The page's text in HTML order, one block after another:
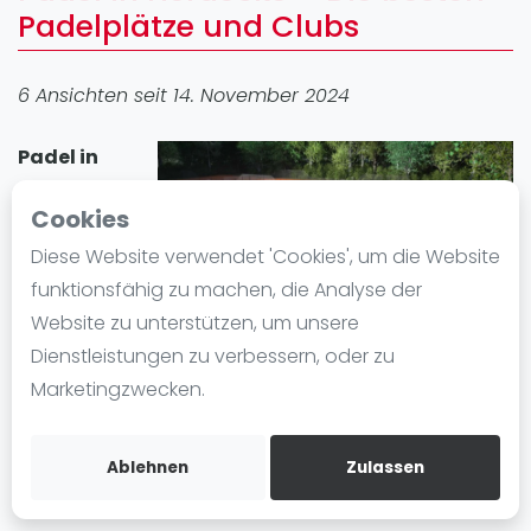
Cookies
Diese Website verwendet 'Cookies', um die Website
funktionsfähig zu machen, die Analyse der
Website zu unterstützen, um unsere
Dienstleistungen zu verbessern, oder zu
Marketingzwecken.
Ablehnen Zulassen
Ranking
Frauen
FIP Männer
Blog
Die Geschichte von Padel
Regeln und Punktzählung
Padel Schläge
Video
Padelplätze und Clubs
6 Ansichten seit 14. November 2024
Padel in
erfreut sich
großer
Beliebtheit. In
der Stadt gibt
es 1 Padel-
Standort mit insgesamt 7 Padelplatz plätze. Egal ob
Sie Padel spielen und einen Padelplatz einfach